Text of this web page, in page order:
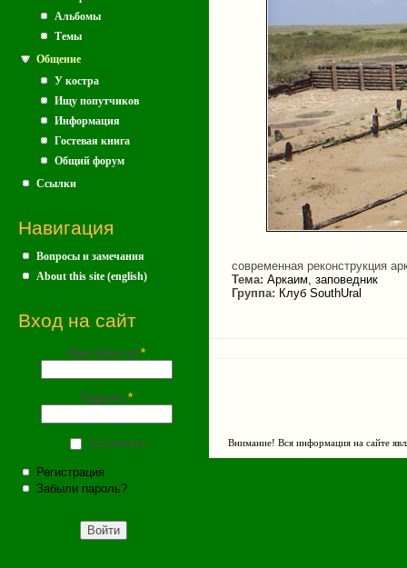
Альбомы
Темы
Общение
У костра
Ищу попутчиков
Информация
Гостевая книга
Общий форум
Ссылки
Навигация
Вопросы и замечания
About this site (english)
Вход на сайт
Имя (почта) *
Пароль *
Запомнить
Регистрация
Забыли пароль?
современная реконструкция
Тема: Аркаим, заповедник
Группа: Клуб SouthUral
Внимание! Вся информация на сайте